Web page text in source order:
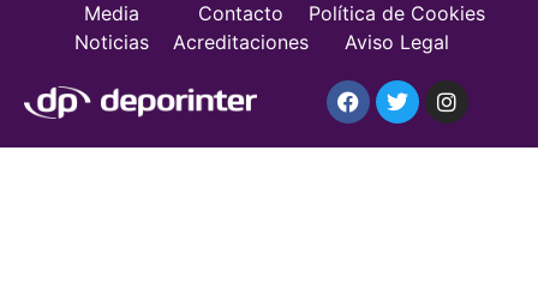
Media
Noticias
Contacto
Acreditaciones
Política de Cookies
Aviso Legal